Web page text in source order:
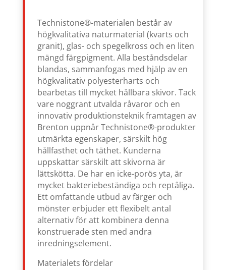
Technistone®-materialen består av
högkvalitativa naturmaterial (kvarts och
granit), glas- och spegelkross och en liten
mängd färgpigment. Alla beståndsdelar
blandas, sammanfogas med hjälp av en
högkvalitativ polyesterharts och
bearbetas till mycket hållbara skivor. Tack
vare noggrant utvalda råvaror och en
innovativ produktionsteknik framtagen av
Brenton uppnår Technistone®-produkter
utmärkta egenskaper, särskilt hög
hållfasthet och täthet. Kunderna
uppskattar särskilt att skivorna är
lättskötta. De har en icke-porös yta, är
mycket bakteriebeständiga och reptåliga.
Ett omfattande utbud av färger och
mönster erbjuder ett flexibelt antal
alternativ för att kombinera denna
konstruerade sten med andra
inredningselement.
Materialets fördelar